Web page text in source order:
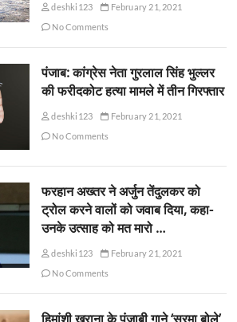
deshki123
February 21, 2021
No Comments
पंजाब: कांग्रेस नेता गुरलाल सिंह भुल्लर
की फरीदकोट हत्या मामले में तीन गिरफ्तार
deshki123
February 21, 2021
No Comments
फरहान अख्तर ने अर्जुन तेंदुलकर को
ट्रोल करने वालों को जवाब दिया, कहा-
उनके उत्साह को मत मारो …
deshki123
February 21, 2021
No Comments
हिमांशी खुराना के पंजाबी गाने ‘सूरमा बोले’